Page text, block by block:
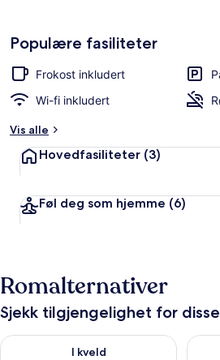
Populære fasiliteter
Frokost inkludert
Wi-fi inkludert
Vis alle
Hovedfasiliteter (3)
Føl deg som hjemme (6)
Romalternativer
Sjekk tilgjengelighet for
I kveld
Sjekk tilgjengelighet for i kveld, aug.